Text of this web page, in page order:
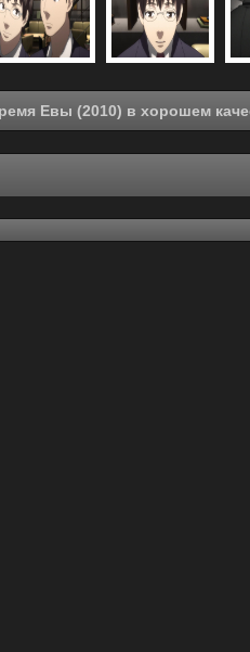
Смотреть онлайн Время Евы (2010) в